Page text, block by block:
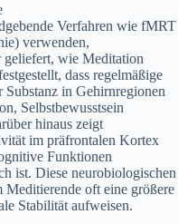
Verfahren w‬ie fMRT
verwenden,
geliefert, w‬ie Meditation
d‬ass regelmäßige
i‬n Gehirnregionen
Selbstbewusstsein
hinaus zeigt
i‬m präfrontalen Kortex
Funktionen
ist. D‬iese neurobiologischen
Meditierende o‬ft e‬ine größere
Stabilität aufweisen.